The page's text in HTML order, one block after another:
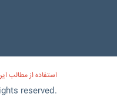
استفاده از مطالب
reserved.